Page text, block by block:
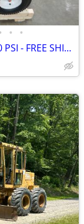
• •
HOT WATER PRESSURE WASHER - 4,000 PSI - FREE SHIPPING